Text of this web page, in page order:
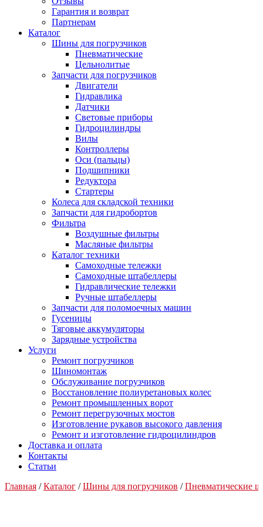
Гарантия и возврат
Партнерам
Каталог
Шины для погрузчиков
Пневматические
Цельнолитые
Запчасти для погрузчиков
Двигатели
Гидравлика
Датчики
Световые приборы
Гидроцилиндры
Вилы
Контроллеры
Оси (пальцы)
Подшипники
Редуктора
Стартеры
Колеса для складской техники
Запчасти для гидробортов
Фильтра
Воздушные фильтры
Масляные фильтры
Каталог техники
Самоходные тележки
Самоходные штабеллеры
Гидравлические тележки
Ручные штабеллеры
Запчасти для поломоечных машин
Гусеницы
Тяговые аккумуляторы
Зарядные устройства
Услуги
Ремонт погрузчиков
Шиномонтаж
Обслуживание погрузчиков
Восстановление полиуретановых колес
Ремонт промышленных ворот
Ремонт перегрузочных мостов
Изготовление рукавов высокого давления
Ремонт и изготовление гидроцилиндров
Доставка и оплата
Контакты
Статьи
Главная /Каталог /Шины для погрузчиков /Пневматические